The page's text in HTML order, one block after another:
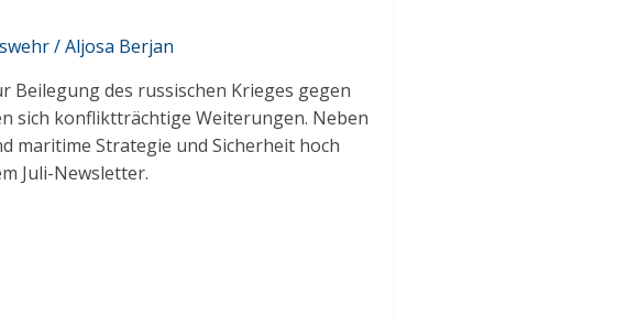
/ Aljosa Berjan
Beilegung des russischen Krieges gegen
sich konfliktträchtige Weiterungen. Neben
maritime Strategie und Sicherheit hoch
Juli-Newsletter.